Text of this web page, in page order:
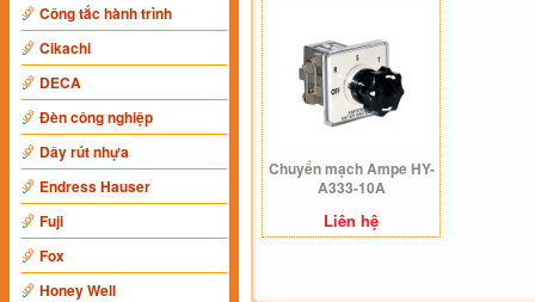
Công tắc hành trình
Cikachi
DECA
Đèn công nghiệp
Dây rút nhựa
Endress Hauser
Fuji
Fox
Honey Well
Chuyển mạch Ampe HY-
A333-10A
Liên hệ